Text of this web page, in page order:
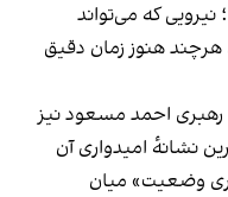
که می‌تواند
هنوز زمان‌ دقیق
احمد مسعود نیز
نشانهٔ امیدواری آن
وضعیت» میان